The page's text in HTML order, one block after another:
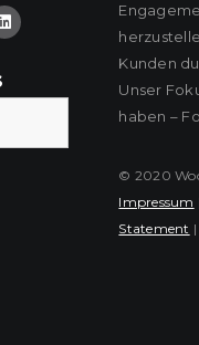
Kunden
Unser
haben –
© 2020
Impressum
Statement |